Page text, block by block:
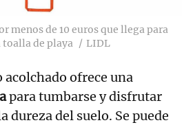
menos de 10 euros que llega para
de playa
LIDL
acolchado ofrece una
para tumbarse y disfrutar
dureza del suelo. Se puede